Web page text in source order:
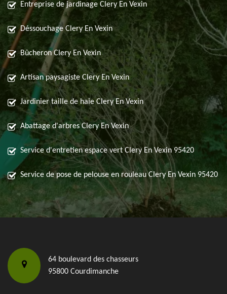
Entreprise de jardinage Clery En Vexin
Déssouchage Clery En Vexin
Bûcheron Clery En Vexin
Artisan paysagiste Clery En Vexin
Jardinier taille de haie Clery En Vexin
Abattage d'arbres Clery En Vexin
Service d'entretien espace vert Clery En Vexin 95420
Service de pose de pelouse en rouleau Clery En Vexin 95420
64 boulevard des chasseurs
95800 Courdimanche